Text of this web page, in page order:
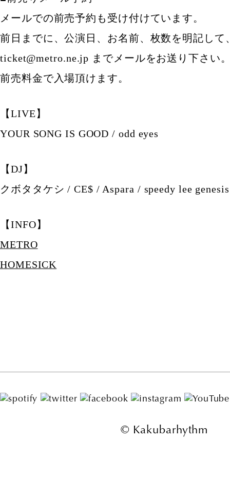
メールでの前売予約も受け付けています。
前日までに、公演日、お名前、枚数を明記して
ticket@metro.ne.jp までメールをお送り下さい
前売料金で入場頂けます。
【LIVE】
YOUR SONG IS GOOD / odd eyes
【DJ】
クボタタケシ / CE$ / Aspara / speedy lee
【INFO】
METRO
HOMESICK
© Kakubarhythm